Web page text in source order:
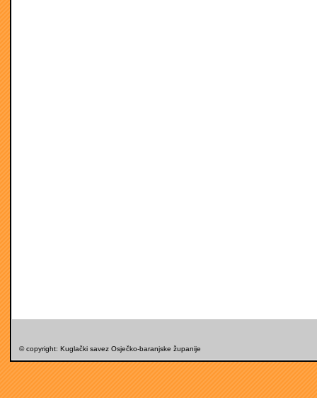
© copyright: Kuglački savez Osječko-baranjske županije